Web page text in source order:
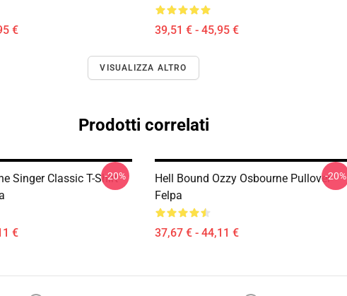
€ 39,51 € - 45,95 €
VISUALIZZA ALTRO
Prodotti correlati
Singer Classic T-Shirt
€
-20%
Hell Bound Ozzy Osbourne Pullover
Felpa
37,67 € - 44,11 €
-20%